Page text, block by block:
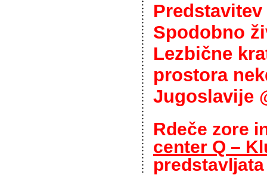
Spodobno
Lezbične
prostora
Jugoslavije
Rdeče zore
center Q –
predstavljata